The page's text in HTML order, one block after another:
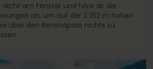
dicht am Fenster und höre dir die
an, um auf der 2.252 m hohen
über den Berninapass nichts zu